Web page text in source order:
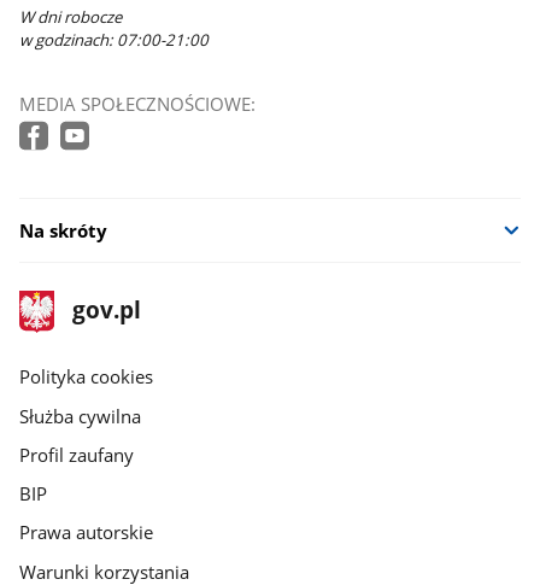
W dni robocze
w godzinach: 07:00-21:00
MEDIA SPOŁECZNOŚCIOWE:
Na skróty
stopka
gov.pl
Strona
gov.pl
gov.pl
Polityka cookies
Służba cywilna
Profil zaufany
BIP
Prawa autorskie
Warunki korzystania